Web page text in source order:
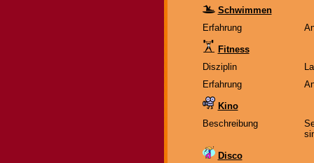
Schwimmen
Erfahrung
Fitness
Disziplin
Erfahrung
Kino
Beschreibung
Disco